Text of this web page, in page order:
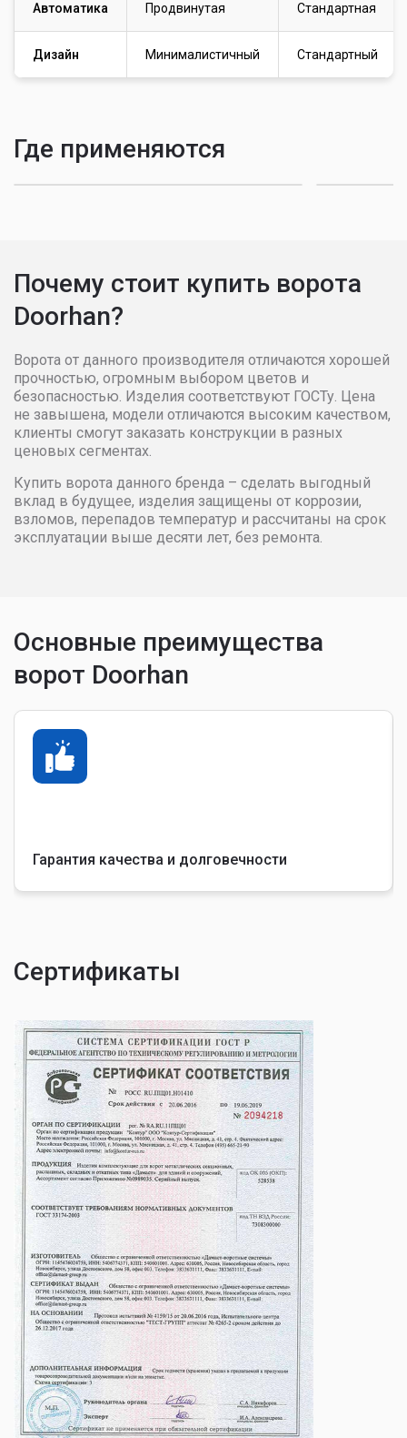
Автоматика Продвинутая Стандартная
Дизайн Минималистичный Стандартный
Где применяются
Doorhan Smart — автоматика и
безопасность
Почему стоит купить ворота
Doorhan?
Ворота от данного производителя отличаются хорошей
прочностью, огромным выбором цветов и
безопасностью. Изделия соответствуют ГОСТу. Цена
не завышена, модели отличаются высоким качеством,
клиенты смогут заказать конструкции в разных
ценовых сегментах.
Купить ворота данного бренда – сделать выгодный
вклад в будущее, изделия защищены от коррозии,
взломов, перепадов температур и рассчитаны на срок
эксплуатации выше десяти лет, без ремонта.
Основные преимущества
ворот Doorhan
Гарантия качества и долговечности
Сертификаты